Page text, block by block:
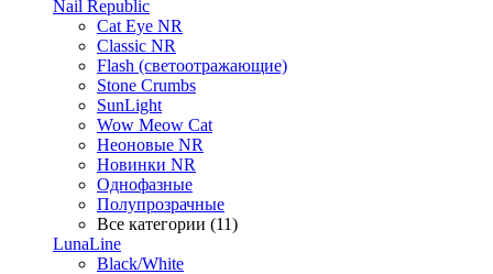
Nail Republic
Cat Eye NR
Classic NR
Flash (светоотражающие)
Stone Crumbs
SunLight
Wow Meow Cat
Неоновые NR
Новинки NR
Однофазные
Полупрозрачные
Все категории (11)
LunaLine
Black/White